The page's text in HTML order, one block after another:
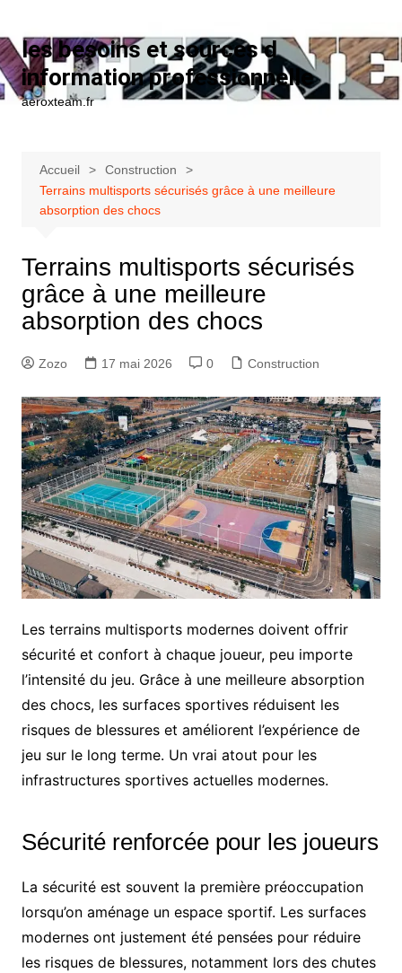
les besoins et sources d
information professionnelle
aeroxteam.fr
Accueil
Construction
Terrains multisports sécurisés grâce à une meilleure
absorption des chocs
Terrains multisports sécurisés
grâce à une meilleure
absorption des chocs
Zozo 17 mai 2026 0 Construction
Les terrains multisports modernes doivent offrir
sécurité et confort à chaque joueur, peu importe
l’intensité du jeu. Grâce à une meilleure absorption
des chocs, les surfaces sportives réduisent les
risques de blessures et améliorent l’expérience de
jeu sur le long terme. Un vrai atout pour les
infrastructures sportives actuelles modernes.
Sécurité renforcée pour les joueurs
La sécurité est souvent la première préoccupation
lorsqu’on aménage un espace sportif. Les surfaces
modernes ont justement été pensées pour réduire
les risques de blessures, notamment lors des chutes